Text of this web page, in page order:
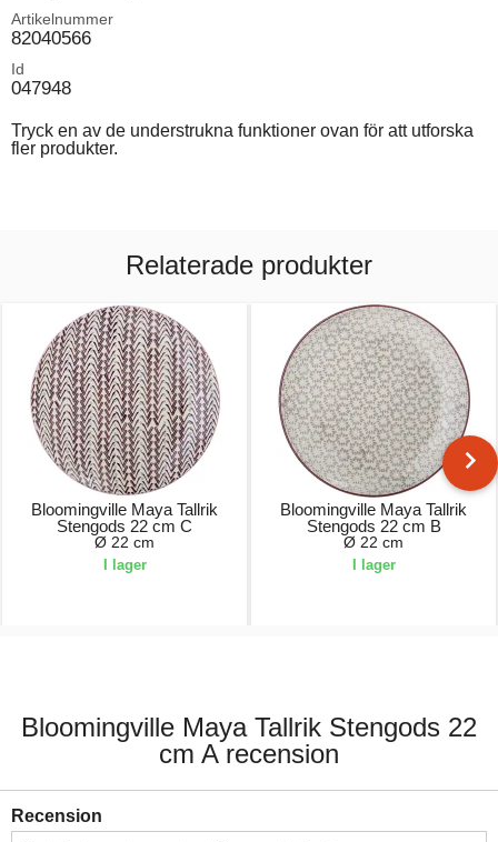
Artikelnummer
82040566
Id
047948
Tryck en av de understrukna funktioner ovan för att utforska
fler produkter.
Relaterade produkter
Bloomingville Maya Tallrik
Stengods 22 cm C
Ø 22 cm
I lager
Bloomingville Maya Tallrik
Stengods 22 cm B
Ø 22 cm
I lager
Bloomingville Maya Tallrik Stengods 22
cm A recension
Recension